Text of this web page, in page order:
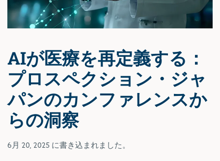
AIが医療を再定義する：
プロスペクション・ジャ
パンのカンファレンスか
らの洞察
6月 20, 2025 に書き込まれました。